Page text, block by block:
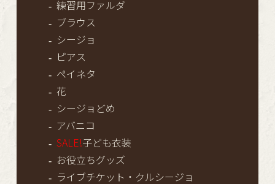
練習用ファルダ
ブラウス
シージョ
ピアス
ペイネタ
花
シージョどめ
アバニコ
SALE!子ども衣装
お役立ちグッズ
ライブチケット・クルシージョ